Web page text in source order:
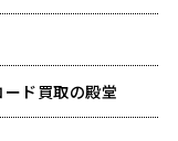
ド買取の殿堂